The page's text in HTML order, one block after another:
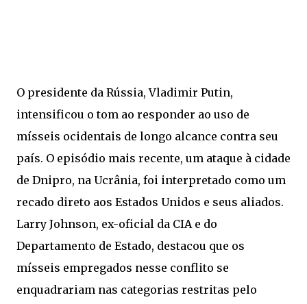
O presidente da Rússia, Vladimir Putin,
intensificou o tom ao responder ao uso de
mísseis ocidentais de longo alcance contra seu
país. O episódio mais recente, um ataque à cidade
de Dnipro, na Ucrânia, foi interpretado como um
recado direto aos Estados Unidos e seus aliados.
Larry Johnson, ex-oficial da CIA e do
Departamento de Estado, destacou que os
mísseis empregados nesse conflito se
enquadrariam nas categorias restritas pelo